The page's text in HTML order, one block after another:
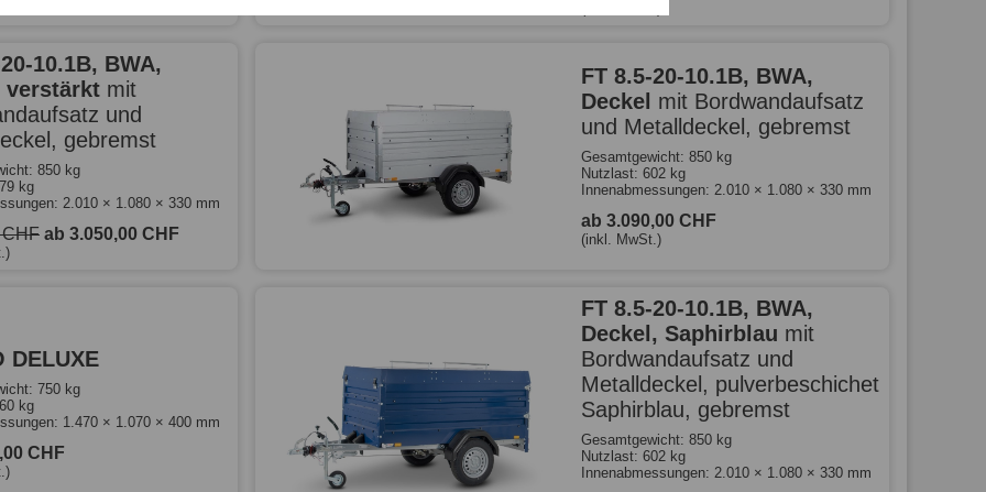
10.1B, BWA,
verstärkt mit
und
gebremst
850 kg
kg
2.010 × 1.080 × 330 mm
ab 3.050,00 CHF
FT 8.5-20-10.1B, BWA,
Deckel mit Bordwandaufsatz
und Metalldeckel, gebremst
Gesamtgewicht: 850 kg
Nutzlast: 602 kg
Innenabmessungen: 2.010 × 1.080 × 330 mm
ab 3.090,00 CHF
(inkl. MwSt.)
DELUXE
750 kg
kg
1.470 × 1.070 × 400 mm
CHF
FT 8.5-20-10.1B, BWA,
Deckel, Saphirblau mit
Bordwandaufsatz und
Metalldeckel, pulverbeschichet
Saphirblau, gebremst
Gesamtgewicht: 850 kg
Nutzlast: 602 kg
Innenabmessungen: 2.010 × 1.080 × 330 mm